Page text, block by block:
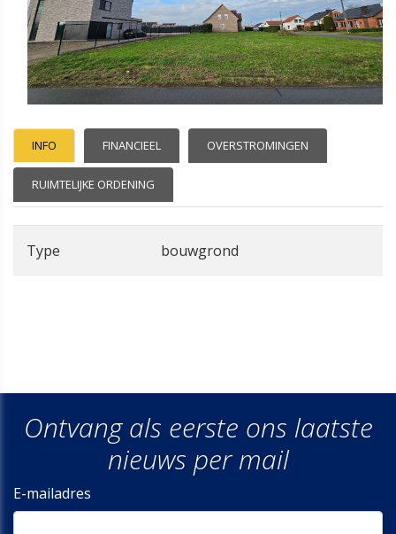
INFO FINANCIEEL OVERSTROMINGEN
RUIMTELIJKE ORDENING
Type bouwgrond
Ontvang als eerste ons laatste
nieuws per mail
E-mailadres